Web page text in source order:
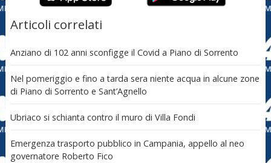
Articoli correlati
Anziano di 102 anni sconfigge il Covid a Piano di Sorrento
Nel pomeriggio e fino a tarda sera niente acqua in alcune zone
di Piano di Sorrento e Sant’Agnello
Ubriaco si schianta contro il muro di Villa Fondi
Emergenza trasporto pubblico in Campania, appello al neo
governatore Roberto Fico